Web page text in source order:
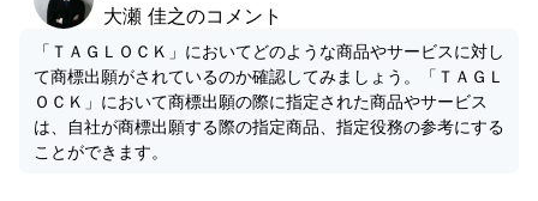
大瀬 佳之のコメント
「ＴＡＧＬＯＣＫ」においてどのような商品やサービスに対し
て商標出願がされているのか確認してみましょう。「ＴＡＧＬ
ＯＣＫ」において商標出願の際に指定された商品やサービス
は、自社が商標出願する際の指定商品、指定役務の参考にする
ことができます。